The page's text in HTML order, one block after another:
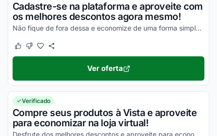
Cadastre-se na plataforma e aproveite com
os melhores descontos agora mesmo!
Não fique de fora dessa e economize de uma forma simples nas suas compras!
Este cupom funcionou
Este cupom não funcionou
Ver oferta
Verificado
Compre seus produtos à Vista e aproveite
para economizar na loja virtual!
Desfrute dos melhores descontos e aproveite para economizar agora mesmo!